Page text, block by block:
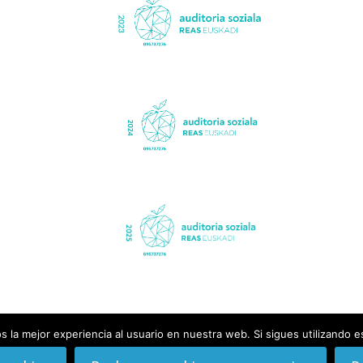
la mejor experiencia al usuario en nuestra web. Si sigues utilizando